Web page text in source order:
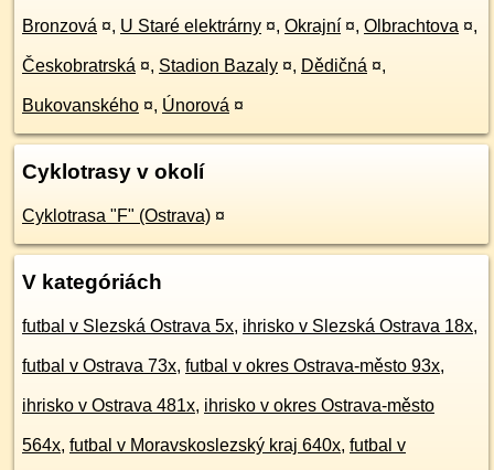
Bronzová ¤, U Staré elektrárny ¤, Okrajní ¤, Olbrachtova ¤,
Českobratrská ¤, Stadion Bazaly ¤, Dědičná ¤,
Bukovanského ¤, Únorová ¤
Cyklotrasy v okolí
Cyklotrasa "F" (Ostrava) ¤
V kategóriách
futbal v Slezská Ostrava 5x, ihrisko v Slezská Ostrava 18x,
futbal v Ostrava 73x, futbal v okres Ostrava-město 93x,
ihrisko v Ostrava 481x, ihrisko v okres Ostrava-město
564x, futbal v Moravskoslezský kraj 640x, futbal v